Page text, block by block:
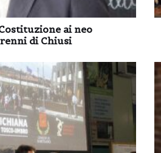
ai neo
di Chiusi